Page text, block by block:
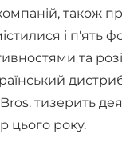
також
і п'ять
та
тизерить
цього року.